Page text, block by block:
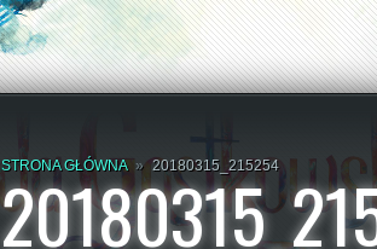
STRONA GŁÓWNA » 20180315_215254